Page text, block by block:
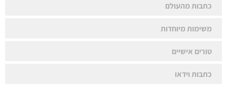
כתבות מהעולם
משימות מיוחדות
טורים אישיים
כתבות וידאו